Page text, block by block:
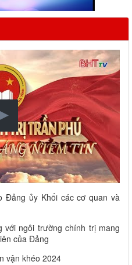
Đảng ủy Khối các cơ quan và
với ngôi trường chính trị mang
của Đảng
vận khéo 2024